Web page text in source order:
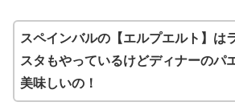
スペインバルの【エルプエルト】は
スタもやっているけどディナーのパ
美味しいの！